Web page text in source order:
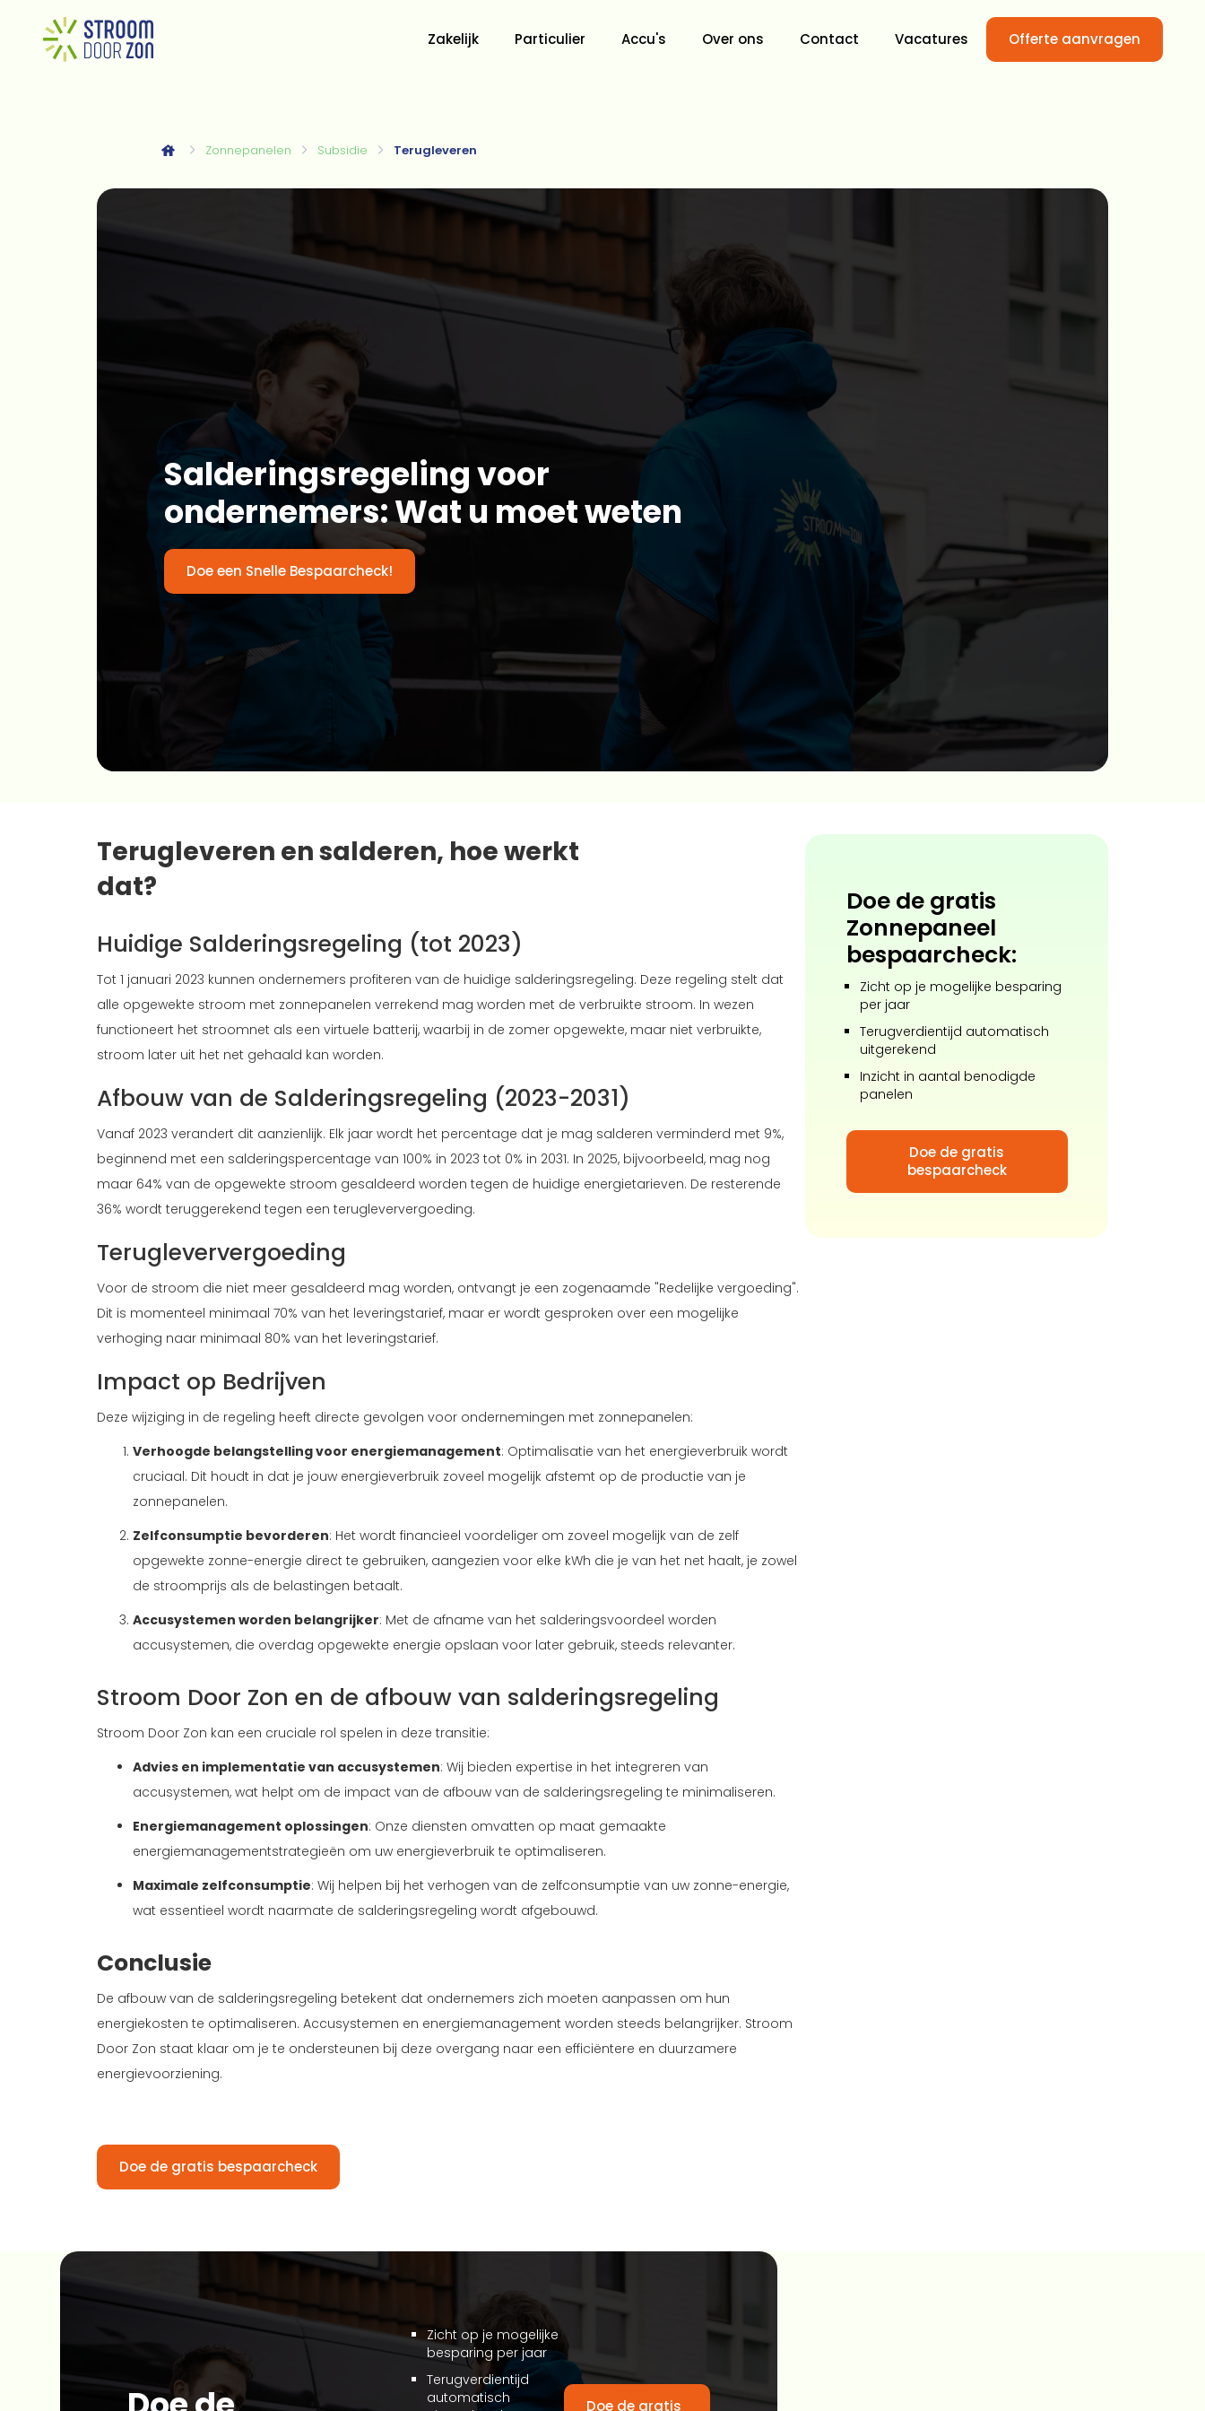
Zakelijk Particulier Accu's Over ons Contact Vacatures Offerte aanvragen
Zonnepanelen Subsidie Terugleveren
Salderingsregeling voor
ondernemers: Wat u moet weten
Doe een Snelle Bespaarcheck!
Terugleveren en salderen, hoe werkt
dat?
Huidige Salderingsregeling (tot 2023)
Tot 1 januari 2023 kunnen ondernemers profiteren van de huidige salderingsregeling. Deze regeling stelt dat
alle opgewekte stroom met zonnepanelen verrekend mag worden met de verbruikte stroom. In wezen
functioneert het stroomnet als een virtuele batterij, waarbij in de zomer opgewekte, maar niet verbruikte,
stroom later uit het net gehaald kan worden.
Afbouw van de Salderingsregeling (2023-2031)
Vanaf 2023 verandert dit aanzienlijk. Elk jaar wordt het percentage dat je mag salderen verminderd met 9%,
beginnend met een salderingspercentage van 100% in 2023 tot 0% in 2031. In 2025, bijvoorbeeld, mag nog
maar 64% van de opgewekte stroom gesaldeerd worden tegen de huidige energietarieven. De resterende
36% wordt teruggerekend tegen een terugleververgoeding.
Terugleververgoeding
Voor de stroom die niet meer gesaldeerd mag worden, ontvangt je een zogenaamde "Redelijke vergoeding".
Dit is momenteel minimaal 70% van het leveringstarief, maar er wordt gesproken over een mogelijke
verhoging naar minimaal 80% van het leveringstarief.
Impact op Bedrijven
Deze wijziging in de regeling heeft directe gevolgen voor ondernemingen met zonnepanelen:
Verhoogde belangstelling voor energiemanagement: Optimalisatie van het energieverbruik wordt
cruciaal. Dit houdt in dat je jouw energieverbruik zoveel mogelijk afstemt op de productie van je
zonnepanelen.
Zelfconsumptie bevorderen: Het wordt financieel voordeliger om zoveel mogelijk van de zelf
opgewekte zonne-energie direct te gebruiken, aangezien voor elke kWh die je van het net haalt, je zowel
de stroomprijs als de belastingen betaalt.
Accusystemen worden belangrijker: Met de afname van het salderingsvoordeel worden
accusystemen, die overdag opgewekte energie opslaan voor later gebruik, steeds relevanter.
Stroom Door Zon en de afbouw van salderingsregeling
Stroom Door Zon kan een cruciale rol spelen in deze transitie:
Advies en implementatie van accusystemen: Wij bieden expertise in het integreren van
accusystemen, wat helpt om de impact van de afbouw van de salderingsregeling te minimaliseren.
Energiemanagement oplossingen: Onze diensten omvatten op maat gemaakte
energiemanagementstrategieën om uw energieverbruik te optimaliseren.
Maximale zelfconsumptie: Wij helpen bij het verhogen van de zelfconsumptie van uw zonne-energie,
wat essentieel wordt naarmate de salderingsregeling wordt afgebouwd.
Conclusie
De afbouw van de salderingsregeling betekent dat ondernemers zich moeten aanpassen om hun
energiekosten te optimaliseren. Accusystemen en energiemanagement worden steeds belangrijker. Stroom
Door Zon staat klaar om je te ondersteunen bij deze overgang naar een efficiëntere en duurzamere
energievoorziening.
Doe de gratis bespaarcheck
Doe de gratis
Zonnepaneel
bespaarcheck:
Zicht op je mogelijke besparing
per jaar
Terugverdientijd automatisch
uitgerekend
Inzicht in aantal benodigde
panelen
Doe de gratis
bespaarcheck
Zicht op je mogelijke
besparing per jaar
Terugverdientijd
automatisch
Doe de gratis